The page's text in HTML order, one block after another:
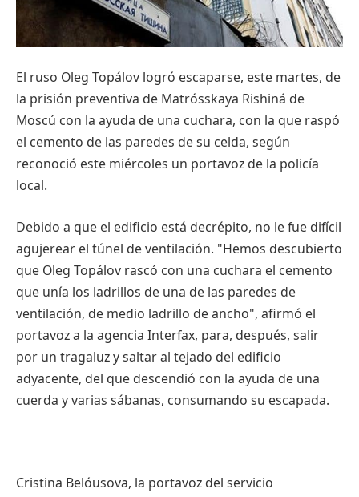
El ruso Oleg Topálov logró escaparse, este martes, de
la prisión preventiva de Matrósskaya Rishiná de
Moscú con la ayuda de una cuchara, con la que raspó
el cemento de las paredes de su celda, según
reconoció este miércoles un portavoz de la policía
local.
Debido a que el edificio está decrépito, no le fue difícil
agujerear el túnel de ventilación. "Hemos descubierto
que Oleg Topálov rascó con una cuchara el cemento
que unía los ladrillos de una de las paredes de
ventilación, de medio ladrillo de ancho", afirmó el
portavoz a la agencia Interfax, para, después, salir
por un tragaluz y saltar al tejado del edificio
adyacente, del que descendió con la ayuda de una
cuerda y varias sábanas, consumando su escapada.
Cristina Belóusova, la portavoz del servicio